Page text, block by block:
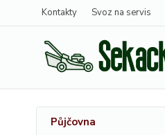
Kontakty Svoz na servis
Půjčovna